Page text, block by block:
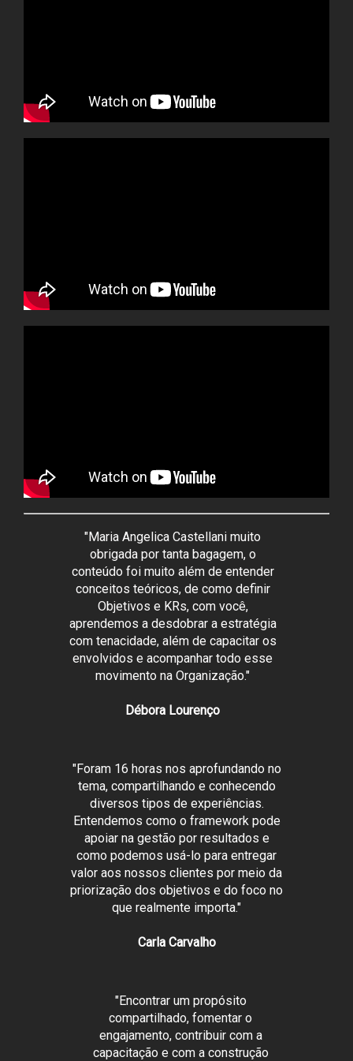
"Maria Angelica Castellani muito
obrigada por tanta bagagem, o
conteúdo foi muito além de entender
conceitos teóricos, de como definir
Objetivos e KRs, com você,
aprendemos a desdobrar a estratégia
com tenacidade, além de capacitar os
envolvidos e acompanhar todo esse
movimento na Organização."
Débora Lourenço
"Foram 16 horas nos aprofundando no
tema, compartilhando e conhecendo
diversos tipos de experiências.
Entendemos como o framework pode
apoiar na gestão por resultados e
como podemos usá-lo para entregar
valor aos nossos clientes por meio da
priorização dos objetivos e do foco no
que realmente importa."
Carla Carvalho
"Encontrar um propósito
compartilhado, fomentar o
engajamento, contribuir com a
capacitação e com a construção